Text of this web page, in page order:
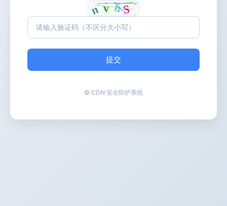
提交
© CDN 安全防护系统